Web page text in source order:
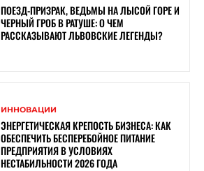
ПОЕЗД-ПРИЗРАК, ВЕДЬМЫ НА ЛЫСОЙ ГОРЕ И
ЧЕРНЫЙ ГРОБ В РАТУШЕ: О ЧЕМ
РАССКАЗЫВАЮТ ЛЬВОВСКИЕ ЛЕГЕНДЫ?
ИННОВАЦИИ
ЭНЕРГЕТИЧЕСКАЯ КРЕПОСТЬ БИЗНЕСА: КАК
ОБЕСПЕЧИТЬ БЕСПЕРЕБОЙНОЕ ПИТАНИЕ
ПРЕДПРИЯТИЯ В УСЛОВИЯХ
НЕСТАБИЛЬНОСТИ 2026 ГОДА